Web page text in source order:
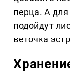
перца. А
подойдут
веточка